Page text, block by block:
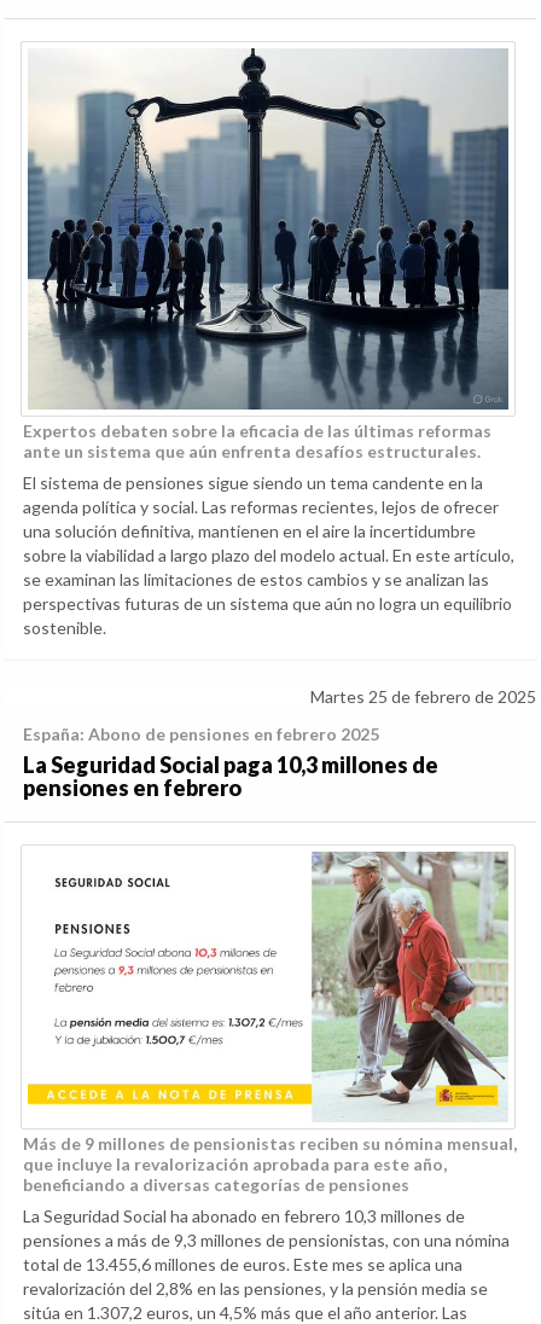
Expertos debaten sobre la eficacia de las últimas reformas
ante un sistema que aún enfrenta desafíos estructurales.
El sistema de pensiones sigue siendo un tema candente en la
agenda política y social. Las reformas recientes, lejos de ofrecer
una solución definitiva, mantienen en el aire la incertidumbre
sobre la viabilidad a largo plazo del modelo actual. En este artículo,
se examinan las limitaciones de estos cambios y se analizan las
perspectivas futuras de un sistema que aún no logra un equilibrio
sostenible.
Martes 25 de febrero de 2025
España: Abono de pensiones en febrero 2025
La Seguridad Social paga 10,3 millones de
pensiones en febrero
Más de 9 millones de pensionistas reciben su nómina mensual,
que incluye la revalorización aprobada para este año,
beneficiando a diversas categorías de pensiones
La Seguridad Social ha abonado en febrero 10,3 millones de
pensiones a más de 9,3 millones de pensionistas, con una nómina
total de 13.455,6 millones de euros. Este mes se aplica una
revalorización del 2,8% en las pensiones, y la pensión media se
sitúa en 1.307,2 euros, un 4,5% más que el año anterior. Las